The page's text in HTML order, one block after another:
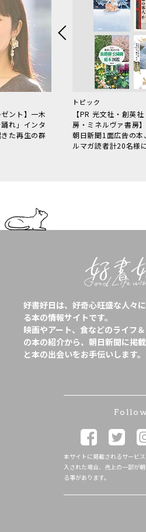
ント】一木
れ」インタ
た再生の群
トピック
【PR 光文社・創英
房・ミネルヴァ書房
朝日新聞1面広告の本
ルマガ読者計20名様に
好書好日は、好奇心旺盛な人々
る本の情報サイトです。
映画やアート、食などのライフ
の本の紹介から、朝日新聞に掲
と本の出会いをお手伝いします。
Follow
本サイトに掲載されるサービ
入された場合、売上の一部が
る事があります。